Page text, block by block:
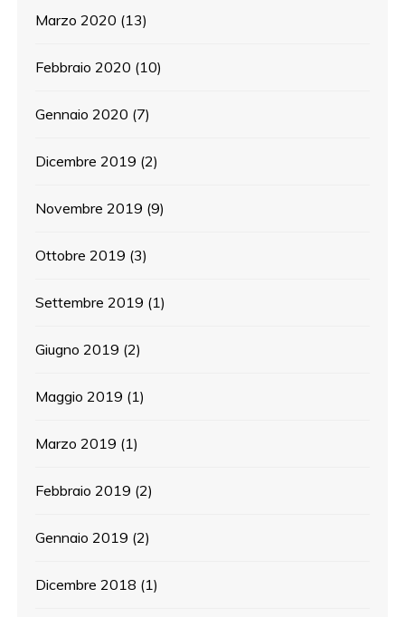
Marzo 2020 (13)
Febbraio 2020 (10)
Gennaio 2020 (7)
Dicembre 2019 (2)
Novembre 2019 (9)
Ottobre 2019 (3)
Settembre 2019 (1)
Giugno 2019 (2)
Maggio 2019 (1)
Marzo 2019 (1)
Febbraio 2019 (2)
Gennaio 2019 (2)
Dicembre 2018 (1)